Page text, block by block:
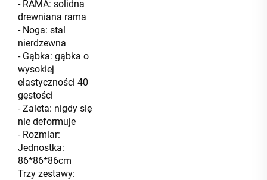
- RAMA: solidna
drewniana rama
- Noga: stal
nierdzewna
- Gąbka: gąbka o
wysokiej
elastyczności 40
gęstości
- Zaleta: nigdy się
nie deformuje
- Rozmiar:
Jednostka:
86*86*86cm
Trzy zestawy: